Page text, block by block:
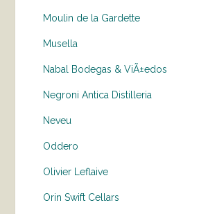
Moulin de la Gardette
Musella
Nabal Bodegas & ViÃ±edos
Negroni Antica Distilleria
Neveu
Oddero
Olivier Leflaive
Orin Swift Cellars